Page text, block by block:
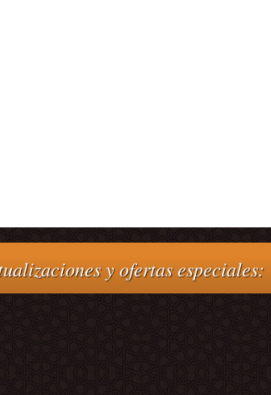
y ofertas especiales: